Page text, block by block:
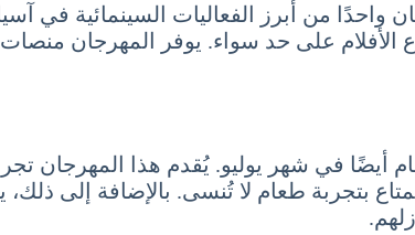
واحدًا من أبرز الفعاليات السينمائية
الأفلام على حد سواء. يوفر المهرجان
في شهر يوليو. يُقدم هذا المهرجان
بتجربة طعام لا تُنسى. بالإضافة